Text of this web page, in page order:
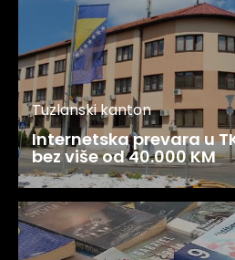
Tuzlanski kanton
Internetska prevara u
bez više od 40.000 KM